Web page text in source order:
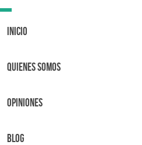
Toggle
Inicio
Quienes Somos
OPINIONES
BLOG